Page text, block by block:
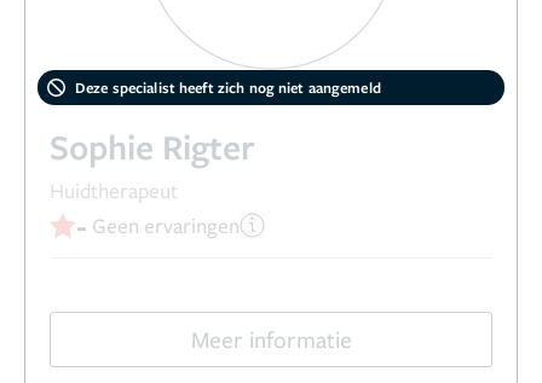
Deze specialist heeft zich nog niet aangemeld
Sophie Rigter
Huidtherapeut
- Geen ervaringen
Meer informatie